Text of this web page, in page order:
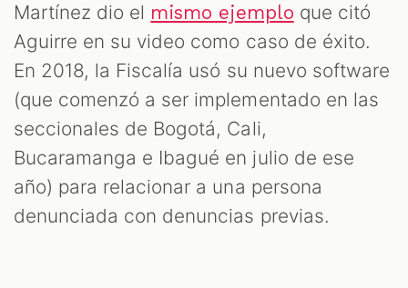
Martínez dio el mismo ejemplo que citó
Aguirre en su video como caso de éxito.
En 2018, la Fiscalía usó su nuevo software
(que comenzó a ser implementado en las
seccionales de Bogotá, Cali,
Bucaramanga e Ibagué en julio de ese
año) para relacionar a una persona
denunciada con denuncias previas.